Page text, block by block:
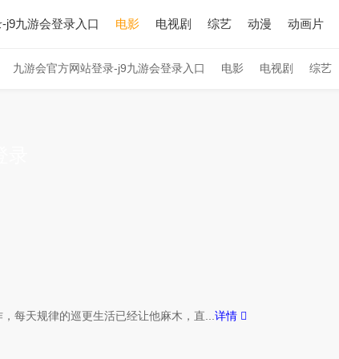
j9九游会登录入口 电影 电视剧 综艺 动漫 动画片
九游会官方网站登录-j9九游会登录入口 电影 电视剧 综艺
每天规律的巡更生活已经让他麻木，直... 详情